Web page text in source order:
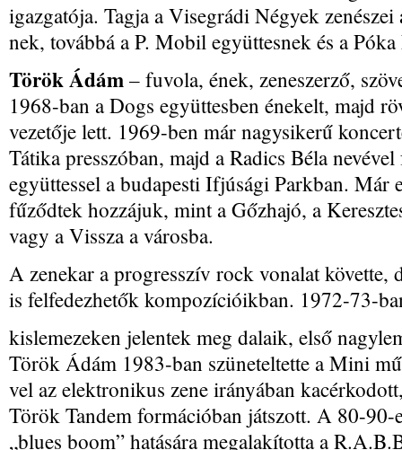
igazgatója. Tagja a Visegrádi Négyek
nek, továbbá a P. Mobil együttesnek és a
Török Ádám – fuvola, ének, zeneszerző,
1968-ban a Dogs együttesben énekelt, majd
vezetője lett. 1969-ben már nagysikerű
Tátika presszóban, majd a Radics Béla
együttessel a budapesti Ifjúsági Parkban.
fűződtek hozzájuk, mint a Gőzhajó, a
vagy a Vissza a városba.
A zenekar a progresszív rock vonalat követte,
is felfedezhetők kompozícióikban. 1972-73-
kislemezeken jelentek meg dalaik, első
Török Ádám 1983-ban szüneteltette a Mini
vel az elektronikus zene irányában
Török Tandem formációban játszott. A 80-
„blues boom” hatására megalakította a